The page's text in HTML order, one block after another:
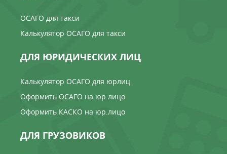
ОСАГО для такси
Калькулятор ОСАГО для такси
ДЛЯ ЮРИДИЧЕСКИХ ЛИЦ
Калькулятор ОСАГО для юрлиц
Оформить ОСАГО на юр.лицо
Оформить КАСКО на юр.лицо
ДЛЯ ГРУЗОВИКОВ